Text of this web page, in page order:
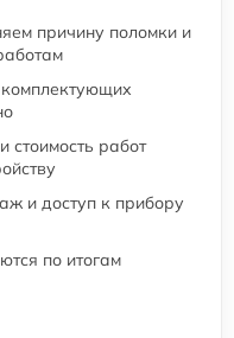
причину поломки и
стоимость работ
и доступ к прибору
по итогам